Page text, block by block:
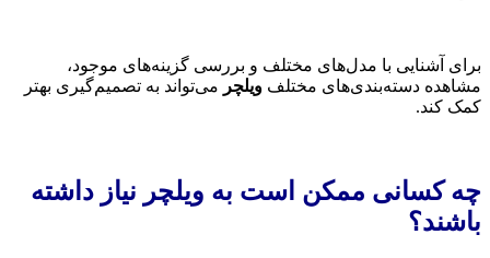
برای آشنایی با مدل‌های مختلف و بررسی گزینه‌های موجود،
مشاهده دسته‌بندی‌های مختلف ویلچر می‌تواند به تصمیم‌گیری بهتر
کمک کند.
چه کسانی ممکن است به ویلچر نیاز داشته
باشند؟